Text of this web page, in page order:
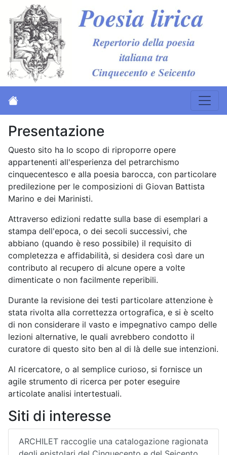
Presentazione
Questo sito ha lo scopo di riproporre opere
appartenenti all'esperienza del petrarchismo
cinquecentesco e alla poesia barocca, con particolare
predilezione per le composizioni di Giovan Battista
Marino e dei Marinisti.
Attraverso edizioni redatte sulla base di esemplari a
stampa dell'epoca, o dei secoli successivi, che
abbiano (quando è reso possibile) il requisito di
completezza e affidabilità, si desidera così dare un
contributo al recupero di alcune opere a volte
dimenticate o non facilmente reperibili.
Durante la revisione dei testi particolare attenzione è
stata rivolta alla correttezza ortografica, e si è scelto
di non considerare il vasto e impegnativo campo delle
lezioni alternative, le quali avrebbero condotto il
curatore di questo sito ben al di là delle sue intenzioni.
Al ricercatore, o al semplice curioso, si fornisce un
agile strumento di ricerca per poter eseguire
articolate analisi intertestuali.
Siti di interesse
ARCHILET raccoglie una catalogazione ragionata